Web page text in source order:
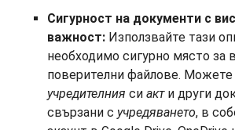
Сигурност на документи с
важност: Използвайте тази
необходимо сигурно място за
поверителни файлове. Можете
учредителния си акти други
свързани с учредяването, в